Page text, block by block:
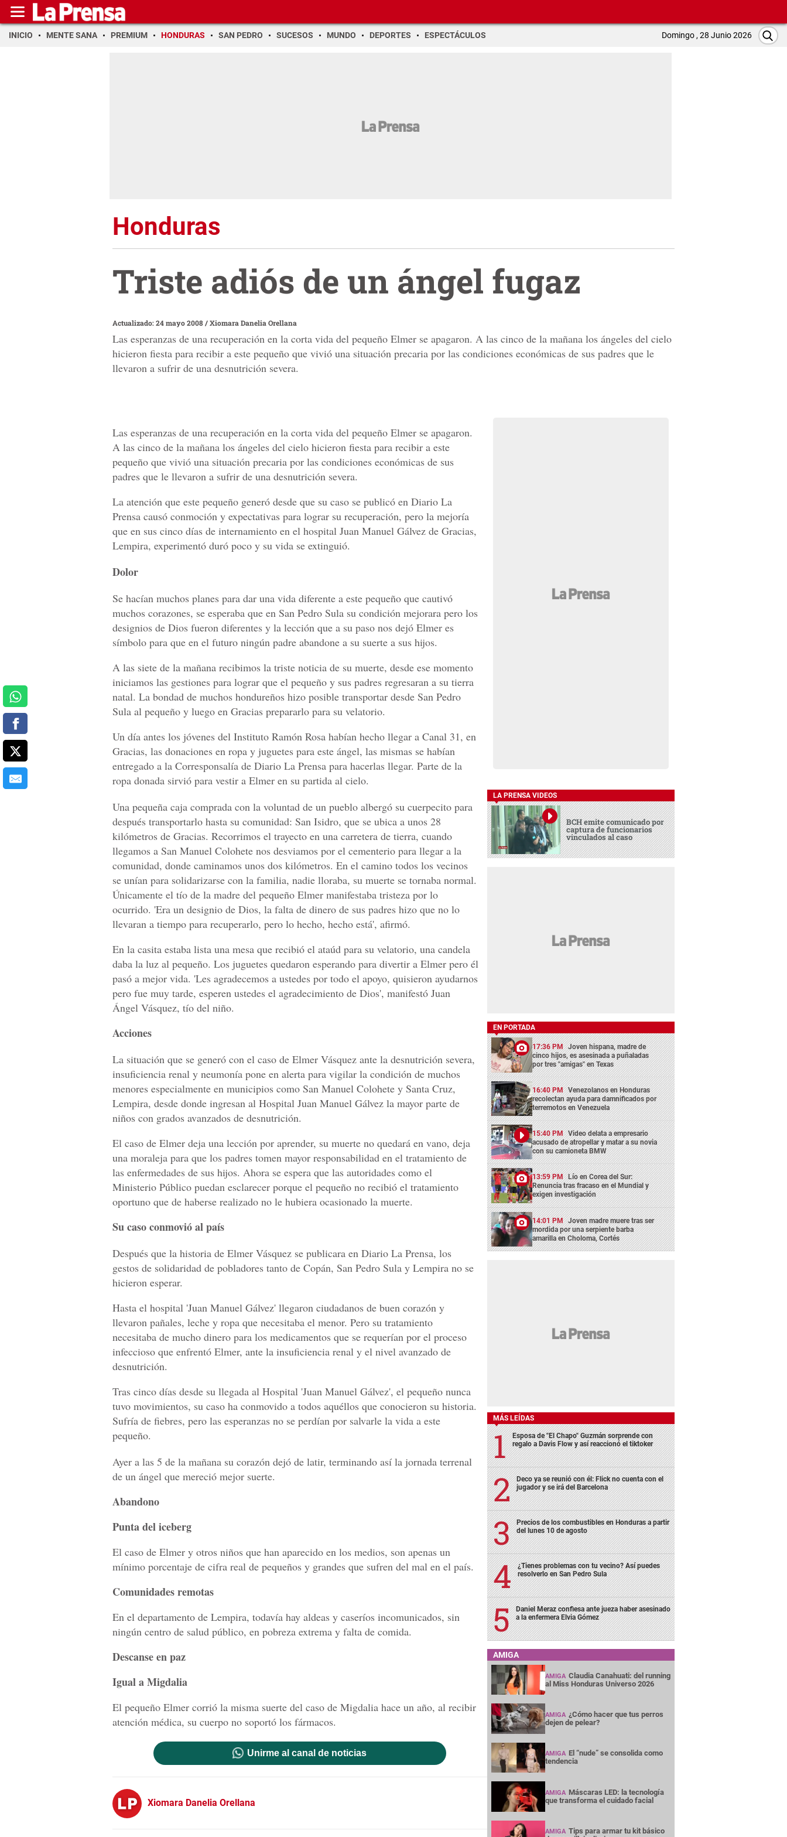
INICIO MENTE SANA PREMIUM HONDURAS SAN PEDRO SUCESOS MUNDO DEPORTES ESPECTÁCULOS Domingo , 28 Junio 2026
Honduras
Triste adiós de un ángel fugaz
Actualizado: 24 mayo 2008/Xiomara Danelia Orellana
Las esperanzas de una recuperación en la corta vida del pequeño Elmer se apagaron. A las cinco de la mañana los ángeles del cielo
hicieron fiesta para recibir a este pequeño que vivió una situación precaria por las condiciones económicas de sus padres que le
llevaron a sufrir de una desnutrición severa.
Las esperanzas de una recuperación en la corta vida del pequeño Elmer se apagaron.
A las cinco de la mañana los ángeles del cielo hicieron fiesta para recibir a este
pequeño que vivió una situación precaria por las condiciones económicas de sus
padres que le llevaron a sufrir de una desnutrición severa.
La atención que este pequeño generó desde que su caso se publicó en Diario La
Prensa causó conmoción y expectativas para lograr su recuperación, pero la mejoría
que en sus cinco días de internamiento en el hospital Juan Manuel Gálvez de Gracias,
Lempira, experimentó duró poco y su vida se extinguió.
Dolor
Se hacían muchos planes para dar una vida diferente a este pequeño que cautivó
muchos corazones, se esperaba que en San Pedro Sula su condición mejorara pero los
designios de Dios fueron diferentes y la lección que a su paso nos dejó Elmer es
símbolo para que en el futuro ningún padre abandone a su suerte a sus hijos.
A las siete de la mañana recibimos la triste noticia de su muerte, desde ese momento
iniciamos las gestiones para lograr que el pequeño y sus padres regresaran a su tierra
natal. La bondad de muchos hondureños hizo posible transportar desde San Pedro
Sula al pequeño y luego en Gracias prepararlo para su velatorio.
Un día antes los jóvenes del Instituto Ramón Rosa habían hecho llegar a Canal 31, en
Gracias, las donaciones en ropa y juguetes para este ángel, las mismas se habían
entregado a la Corresponsalía de Diario La Prensa para hacerlas llegar. Parte de la
ropa donada sirvió para vestir a Elmer en su partida al cielo.
Una pequeña caja comprada con la voluntad de un pueblo albergó su cuerpecito para
después transportarlo hasta su comunidad: San Isidro, que se ubica a unos 28
kilómetros de Gracias. Recorrimos el trayecto en una carretera de tierra, cuando
llegamos a San Manuel Colohete nos desviamos por el cementerio para llegar a la
comunidad, donde caminamos unos dos kilómetros. En el camino todos los vecinos
se unían para solidarizarse con la familia, nadie lloraba, su muerte se tornaba normal.
Únicamente el tío de la madre del pequeño Elmer manifestaba tristeza por lo
ocurrido. 'Era un designio de Dios, la falta de dinero de sus padres hizo que no lo
llevaran a tiempo para recuperarlo, pero lo hecho, hecho está', afirmó.
En la casita estaba lista una mesa que recibió el ataúd para su velatorio, una candela
daba la luz al pequeño. Los juguetes quedaron esperando para divertir a Elmer pero él
pasó a mejor vida. 'Les agradecemos a ustedes por todo el apoyo, quisieron ayudarnos
pero fue muy tarde, esperen ustedes el agradecimiento de Dios', manifestó Juan
Ángel Vásquez, tío del niño.
Acciones
La situación que se generó con el caso de Elmer Vásquez ante la desnutrición severa,
insuficiencia renal y neumonía pone en alerta para vigilar la condición de muchos
menores especialmente en municipios como San Manuel Colohete y Santa Cruz,
Lempira, desde donde ingresan al Hospital Juan Manuel Gálvez la mayor parte de
niños con grados avanzados de desnutrición.
El caso de Elmer deja una lección por aprender, su muerte no quedará en vano, deja
una moraleja para que los padres tomen mayor responsabilidad en el tratamiento de
las enfermedades de sus hijos. Ahora se espera que las autoridades como el
Ministerio Público puedan esclarecer porque el pequeño no recibió el tratamiento
oportuno que de haberse realizado no le hubiera ocasionado la muerte.
Su caso conmovió al país
Después que la historia de Elmer Vásquez se publicara en Diario La Prensa, los
gestos de solidaridad de pobladores tanto de Copán, San Pedro Sula y Lempira no se
hicieron esperar.
Hasta el hospital 'Juan Manuel Gálvez' llegaron ciudadanos de buen corazón y
llevaron pañales, leche y ropa que necesitaba el menor. Pero su tratamiento
necesitaba de mucho dinero para los medicamentos que se requerían por el proceso
infeccioso que enfrentó Elmer, ante la insuficiencia renal y el nivel avanzado de
desnutrición.
Tras cinco días desde su llegada al Hospital 'Juan Manuel Gálvez', el pequeño nunca
tuvo movimientos, su caso ha conmovido a todos aquéllos que conocieron su historia.
Sufría de fiebres, pero las esperanzas no se perdían por salvarle la vida a este
pequeño.
Ayer a las 5 de la mañana su corazón dejó de latir, terminando así la jornada terrenal
de un ángel que mereció mejor suerte.
Abandono
Punta del iceberg
El caso de Elmer y otros niños que han aparecido en los medios, son apenas un
mínimo porcentaje de cifra real de pequeños y grandes que sufren del mal en el país.
Comunidades remotas
En el departamento de Lempira, todavía hay aldeas y caseríos incomunicados, sin
ningún centro de salud público, en pobreza extrema y falta de comida.
Descanse en paz
Igual a Migdalia
El pequeño Elmer corrió la misma suerte del caso de Migdalia hace un año, al recibir
atención médica, su cuerpo no soportó los fármacos.
Unirme al canal de noticias
Xiomara Danelia Orellana
LA PRENSA VIDEOS
BCH emite comunicado por
captura de funcionarios
vinculados al caso
EN PORTADA
17:36 PM Joven hispana, madre de
cinco hijos, es asesinada a puñaladas
por tres "amigas" en Texas
16:40 PM Venezolanos en Honduras
recolectan ayuda para damnificados por
terremotos en Venezuela
15:40 PM Video delata a empresario
acusado de atropellar y matar a su novia
con su camioneta BMW
13:59 PM Lío en Corea del Sur:
Renuncia tras fracaso en el Mundial y
exigen investigación
14:01 PM Joven madre muere tras ser
mordida por una serpiente barba
amarilla en Choloma, Cortés
MÁS LEÍDAS
Esposa de "El Chapo" Guzmán sorprende con
regalo a Davis Flow y así reaccionó el tiktoker
Deco ya se reunió con él: Flick no cuenta con el
jugador y se irá del Barcelona
Precios de los combustibles en Honduras a partir
del lunes 10 de agosto
¿Tienes problemas con tu vecino? Así puedes
resolverlo en San Pedro Sula
Daniel Meraz confiesa ante jueza haber asesinado
a la enfermera Elvia Gómez
AMIGA
AMIGA Claudia Canahuati: del running
al Miss Honduras Universo 2026
AMIGA ¿Cómo hacer que tus perros
dejen de pelear?
AMIGA El “nude” se consolida como
tendencia
AMIGA Máscaras LED: la tecnología
que transforma el cuidado facial
AMIGA Tips para armar tu kit básico